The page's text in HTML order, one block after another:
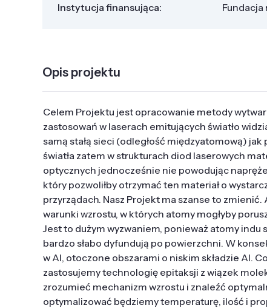
Instytucja finansująca:
Fundacja
Opis projektu
Celem Projektu jest opracowanie metody
zastosowań w laserach emitujących światło
samą stałą sieci (odległość międzyatomową)
światła zatem w strukturach diod laserowych
optycznych jednocześnie nie powodując
który pozwoliłby otrzymać ten materiał o
przyrządach. Nasz Projekt ma szanse to
warunki wzrostu, w których atomy mogłyby
Jest to dużym wyzwaniem, ponieważ atomy indu
bardzo słabo dyfundują po powierzchni. W
w Al, otoczone obszarami o niskim składzie Al.
zastosujemy technologię epitaksji z wiązek
zrozumieć mechanizm wzrostu i znaleźć
optymalizować będziemy temperaturę, ilość i